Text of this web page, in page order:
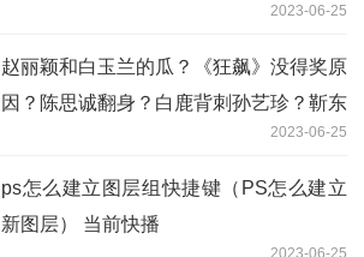
2023-06-25
赵丽颖和白玉兰的瓜？《狂飙》没得奖原
因？陈思诚翻身？白鹿背刺孙艺珍？靳东
2023-06-25
ps怎么建立图层组快捷键（PS怎么建立
新图层） 当前快播
2023-06-25